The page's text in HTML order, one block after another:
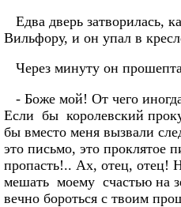
Едва дверь затворилась,
Вильфору, и он упал в
Через минуту он
- Боже мой! От чего
Если бы королевский
бы вместо меня вызвали
это письмо, это проклятое
пропасть!.. Ах, отец, отец!
мешать моему счастью на
вечно бороться с твоим